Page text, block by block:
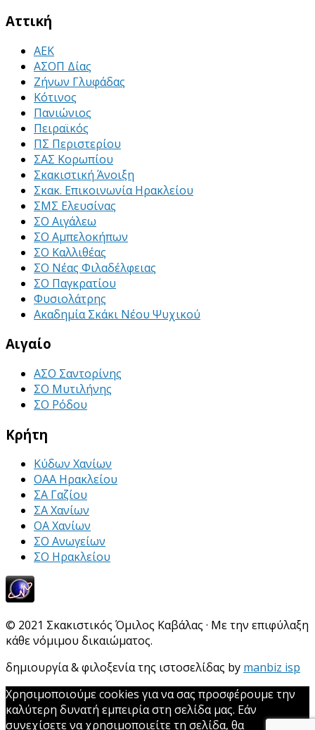
Αττική
ΑΕΚ
ΑΣΟΠ Δίας
Ζήνων Γλυφάδας
Κότινος
Πανιώνιος
Πειραϊκός
ΠΣ Περιστερίου
ΣΑΣ Κορωπίου
Σκακιστική Άνοιξη
Σκακ. Επικοινωνία Ηρακλείου
ΣΜΣ Ελευσίνας
ΣΟ Αιγάλεω
ΣΟ Αμπελοκήπων
ΣΟ Καλλιθέας
ΣΟ Νέας Φιλαδέλφειας
ΣΟ Παγκρατίου
Φυσιολάτρης
Ακαδημία Σκάκι Νέου Ψυχικού
Αιγαίο
ΑΣΟ Σαντορίνης
ΣΟ Μυτιλήνης
ΣΟ Ρόδου
Κρήτη
Κύδων Χανίων
ΟΑΑ Ηρακλείου
ΣΑ Γαζίου
ΣΑ Χανίων
ΟΑ Χανίων
ΣΟ Ανωγείων
ΣΟ Ηρακλείου
© 2021 Σκακιστικός Όμιλος Καβάλας · Με την επιφύλαξη
κάθε νόμιμου δικαιώματος.
δημιουργία & φιλοξενία της ιστοσελίδας by manbiz isp
Χρησιμοποιούμε cookies για να σας προσφέρουμε την
καλύτερη δυνατή εμπειρία στη σελίδα μας. Εάν
συνεχίσετε να χρησιμοποιείτε τη σελίδα, θα